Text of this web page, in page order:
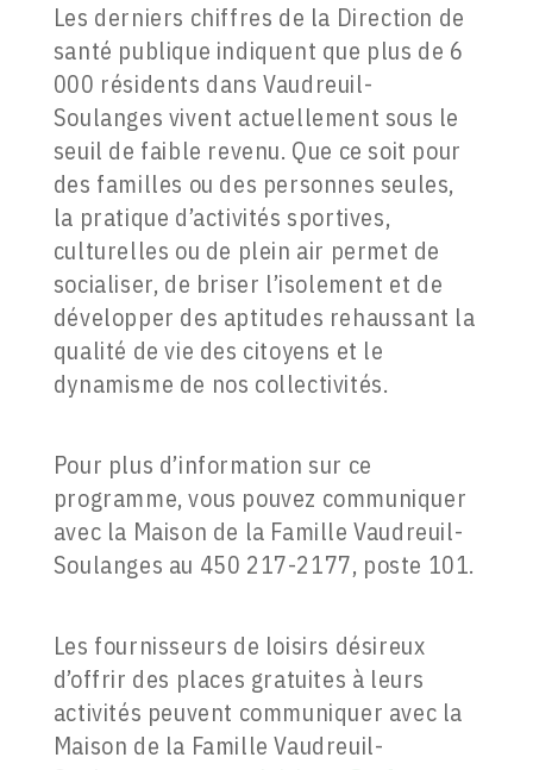
Les derniers chiffres de la Direction de
santé publique indiquent que plus de 6
000 résidents dans Vaudreuil-
Soulanges vivent actuellement sous le
seuil de faible revenu. Que ce soit pour
des familles ou des personnes seules,
la pratique d’activités sportives,
culturelles ou de plein air permet de
socialiser, de briser l’isolement et de
développer des aptitudes rehaussant la
qualité de vie des citoyens et le
dynamisme de nos collectivités.
Pour plus d’information sur ce
programme, vous pouvez communiquer
avec la Maison de la Famille Vaudreuil-
Soulanges au 450 217-2177, poste 101.
Les fournisseurs de loisirs désireux
d’offrir des places gratuites à leurs
activités peuvent communiquer avec la
Maison de la Famille Vaudreuil-